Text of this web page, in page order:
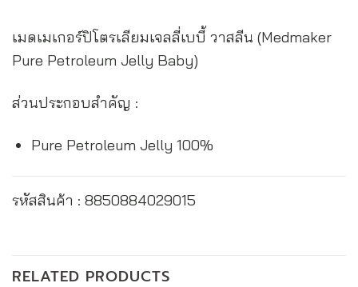
เมดเมเกอร์ปิโตรเลียมเจลลี่เบบี้ วาสลีน (Medmaker
Pure Petroleum Jelly Baby)
ส่วนประกอบสำคัญ :
Pure Petroleum Jelly 100%
รหัสสินค้า : 8850884029015
RELATED PRODUCTS